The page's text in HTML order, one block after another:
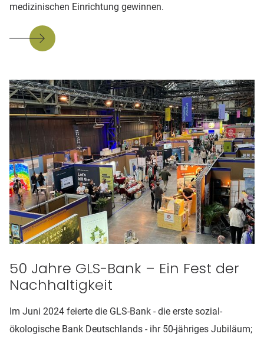
medizinischen Einrichtung gewinnen.
50 Jahre GLS-Bank – Ein Fest der
Nachhaltigkeit
Im Juni 2024 feierte die GLS-Bank - die erste sozial-
ökologische Bank Deutschlands - ihr 50-jähriges Jubiläum;